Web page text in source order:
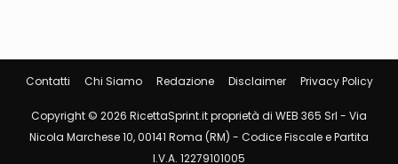
Contatti Chi Siamo Redazione Disclaimer Privacy Policy
Copyright © 2026 RicettaSprint.it proprietà di WEB 365 Srl - Via
Nicola Marchese 10, 00141 Roma (RM) - Codice Fiscale e Partita
I.V.A. 12279101005